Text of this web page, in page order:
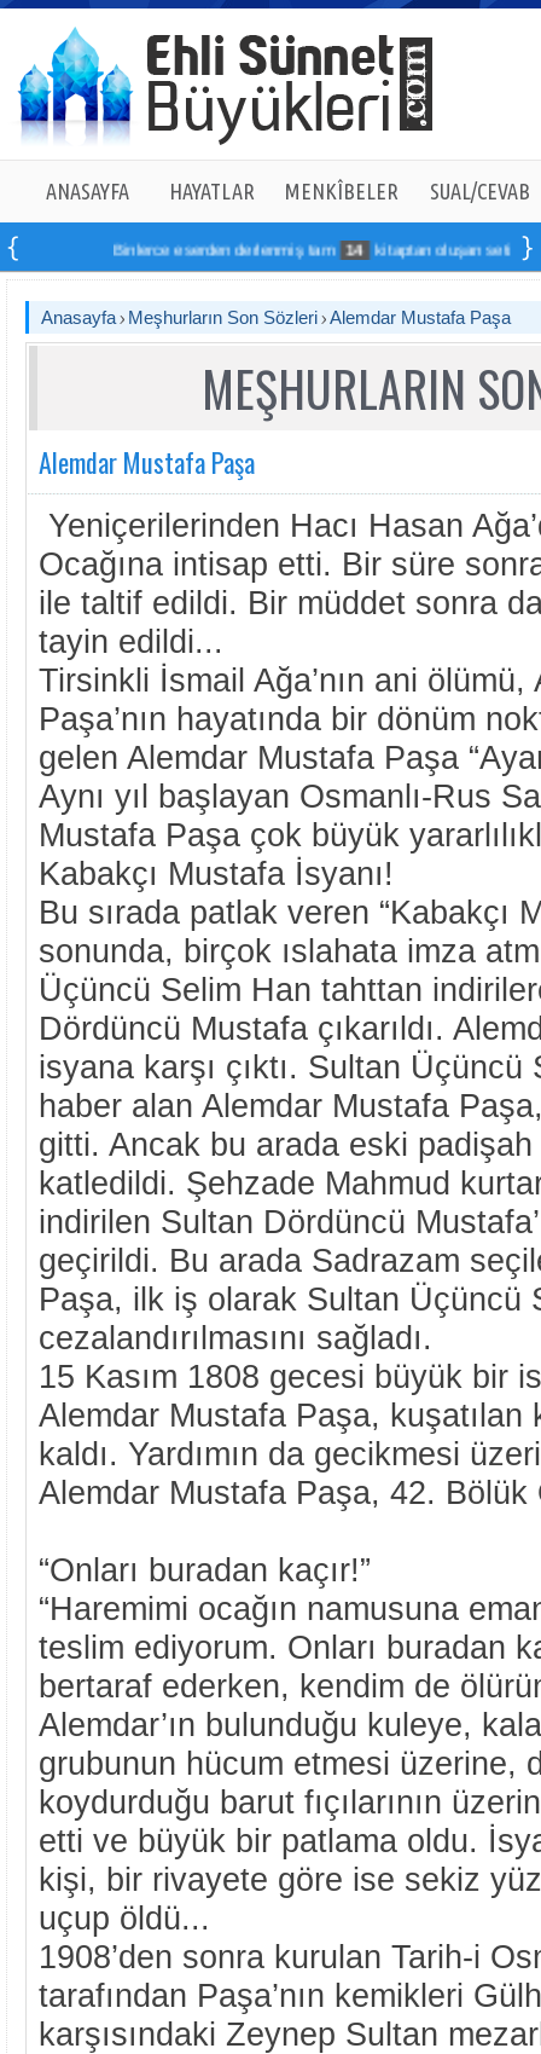
ANASAYFA HAYATLAR MENKÎBELER SUAL/CEVAB
Binlerce eserden derlenmiş tam 14 kitaptan oluşan seti online
Anasayfa Meşhurların Son Sözleri Alemdar Mustafa Paşa
MEŞHURLARIN
Alemdar Mustafa Paşa
Yeniçerilerinden Hacı Hasan
Ocağına intisap etti. Bir süre
ile taltif edildi. Bir müddet sonra
tayin edildi...
Tirsinkli İsmail Ağa’nın ani
Paşa’nın hayatında bir dönüm
gelen Alemdar Mustafa Paşa
Aynı yıl başlayan Osmanlı-Rus
Mustafa Paşa çok büyük
Kabakçı Mustafa İsyanı!
Bu sırada patlak veren “Kabakçı
sonunda, birçok ıslahata imza
Üçüncü Selim Han tahttan
Dördüncü Mustafa çıkarıldı.
isyana karşı çıktı. Sultan Üçüncü
haber alan Alemdar Mustafa
gitti. Ancak bu arada eski
katledildi. Şehzade Mahmud
indirilen Sultan Dördüncü
geçirildi. Bu arada Sadrazam
Paşa, ilk iş olarak Sultan Üçüncü
cezalandırılmasını sağladı.
15 Kasım 1808 gecesi büyük bir
Alemdar Mustafa Paşa, kuşatılan
kaldı. Yardımın da gecikmesi
Alemdar Mustafa Paşa, 42. Bölük
“Onları buradan kaçır!”
“Haremimi ocağın namusuna
teslim ediyorum. Onları buradan
bertaraf ederken, kendim de
Alemdar’ın bulunduğu kuleye,
grubunun hücum etmesi üzerine,
koydurduğu barut fıçılarının
etti ve büyük bir patlama oldu.
kişi, bir rivayete göre ise sekiz
uçup öldü...
1908’den sonra kurulan Tarih-i
tarafından Paşa’nın kemikleri
karşısındaki Zeynep Sultan